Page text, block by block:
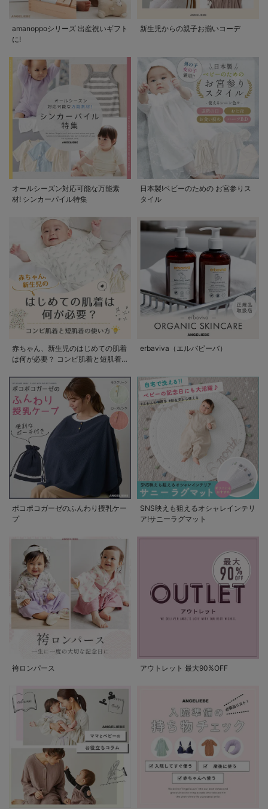
amanoppoシリーズ 出産祝いギフト
に!
新生児からの親子お揃いコーデ
オールシーズン対応可能な万能素
材! シンカーパイル特集
日本製!ベビーのための お宮参りス
タイル
赤ちゃん、新生児のはじめての肌着
は何が必要？ コンビ肌着と短肌着
erbaviva（エルバビーバ）
ポコポコガーゼのふんわり授乳ケー
プ
SNS映えも狙えるオシャレインテリ
ア!サニーラグマット
袴ロンパース アウトレット 最大90%OFF